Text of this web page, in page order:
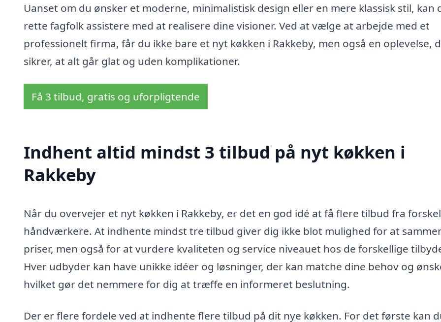
Uanset om du ønsker et moderne, minimalistisk design eller en mere klassisk stil, kan
rette fagfolk assistere med at realisere dine visioner. Ved at vælge at arbejde med et
professionelt firma, får du ikke bare et nyt køkken i Rakkeby, men også en oplevelse,
sikrer, at alt går glat og uden komplikationer.
Få 3 tilbud, gratis og uforpligtende
Indhent altid mindst 3 tilbud på nyt køkken i
Rakkeby
Når du overvejer et nyt køkken i Rakkeby, er det en god idé at få flere tilbud fra
håndværkere. At indhente mindst tre tilbud giver dig ikke blot mulighed for at
priser, men også for at vurdere kvaliteten og service niveauet hos de forskellige
Hver udbyder kan have unikke idéer og løsninger, der kan matche dine behov og
hvilket gør det nemmere for dig at træffe en informeret beslutning.
Der er flere fordele ved at indhente flere tilbud på dit nye køkken. For det første kan